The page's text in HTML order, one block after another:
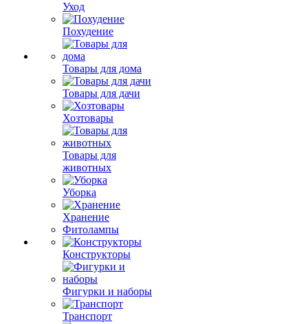
Уход
Похудение
Товары для дома
Товары для дачи
Хозтовары
Товары для
животных
Уборка
Хранение
Фитолампы
Конструкторы
Фигурки и наборы
Транспорт